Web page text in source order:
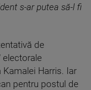
s-ar putea să-l fi
de
electorale
Harris. Iar
pentru postul de